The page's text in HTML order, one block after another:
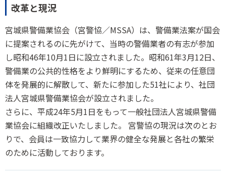
改革と現況
宮城県警備業協会（宮警協／MSSA）は、警備業法案が国会
に提案されるのに先がけて、当時の警備業者の有志が参加
し昭和46年10月1日に設立されました。昭和61年3月12日、
警備業の公共的性格をより鮮明にするため、従来の任意団
体を発展的に解散して、新たに参加した51社により、社団
法人宮城県警備業協会が設立されました。
さらに、平成24年5月1日をもって一般社団法人宮城県警備
業協会に組織改正いたしました。 宮警協の現況は次のとお
りで、会員は一致協力して業界の健全な発展と各社の繁栄
のために活動しております。